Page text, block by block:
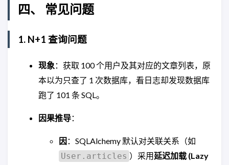
四、 常见问题
1. N+1 查询问题
现象 ：获取 100 个用户及其对应的文章列表，原
本以为只查了 1 次数据库，看日志却发现数据库
跑了 101 条 SQL。
因果推导：
因：SQLAlchemy 默认对关联关系（如
User.articles ）采用延迟加载 (Lazy